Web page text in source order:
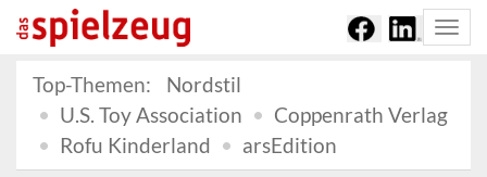
Top-Themen:
Nordstil
U.S. Toy Association
Coppenrath Verlag
Rofu Kinderland
arsEdition